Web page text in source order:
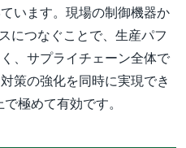
います。現場の制御機器か
につなぐことで、生産パフ
、サプライチェーン全体で
策の強化を同時に実現でき
極めて有効です。